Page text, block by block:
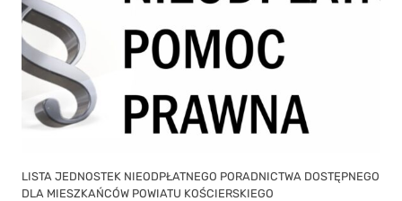
LISTA JEDNOSTEK NIEODPŁATNEGO PORADNICTWA DOSTĘPNEGO
DLA MIESZKAŃCÓW POWIATU KOŚCIERSKIEGO